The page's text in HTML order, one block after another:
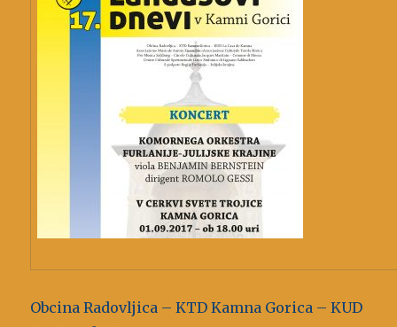
Obcina Radovljica – KTD Kamna Gorica – KUD